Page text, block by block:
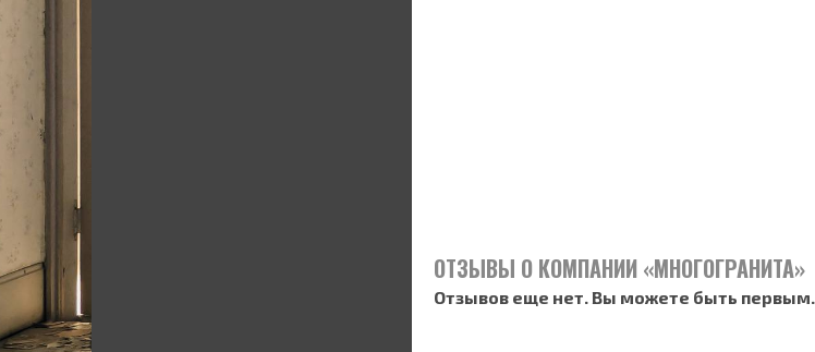
ОТЗЫВЫ О КОМПАНИИ «МНОГОГРАНИТА»
Отзывов еще нет. Вы можете быть первым.